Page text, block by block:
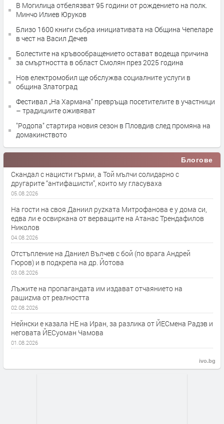
В Могилица отбелязват 95 години от рождението на полк.
Минчо Илиев Юруков
Близо 1600 книги събра инициативата на Община Чепеларе
в чест на Васил Дечев
Болестите на кръвообращението остават водеща причина
за смъртността в област Смолян през 2025 година
Нов електромобил ще обслужва социалните услуги в
община Златоград
Фестивал „На Хармана“ превръща посетителите в участници
– традициите оживяват
"Родопа" стартира новия сезон в Пловдив след промяна на
домакинството
Блогове
Скандал с нацисти гърми, а Той мълчи солидарно с
другарите “антифашисти”, които му гласуваха
05.08.2026
На гости на своя Даниил руzката Митрофанова е у дома си,
едва ли е освиркана от верващите на Атанас Трендафилов
Николов
04.08.2026
Отстъпление на Даниел Вълчев с бой (по врага Андрей
Гюров) и в подкрепа на др. Йотова
03.08.2026
Лъжите на пропагандата им издават отчаянието на
рашиzма от реалността
02.08.2026
Нейнски е казала НЕ на Иран, за разлика от ЙЕСмена Радэв и
неговата ЙЕСуоман Чамова
01.08.2026
ivo.bg